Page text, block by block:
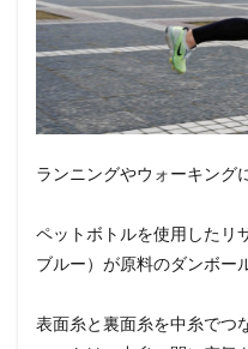
ランニングやウォーキング
ペットボトルを使用したリ
ブルー）が原料のダンボー
表面糸と裏面糸を中糸でつ